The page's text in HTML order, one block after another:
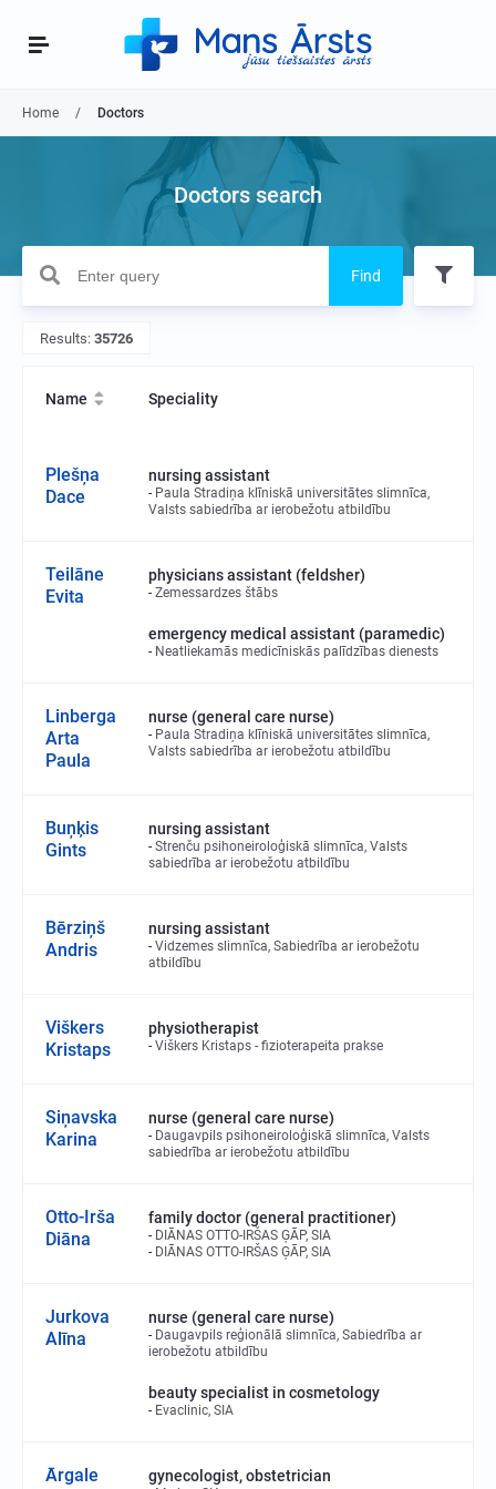
Home Doctors
Doctors search
Find
Results: 35726
Name Speciality
Plešņa
Dace
nursing assistant
Paula Stradiņa klīniskā universitātes slimnīca,
Valsts sabiedrība ar ierobežotu atbildību
Teilāne
Evita
physicians assistant (feldsher)
Zemessardzes štābs
emergency medical assistant (paramedic)
Neatliekamās medicīniskās palīdzības dienests
Linberga
Arta
Paula
nurse (general care nurse)
Paula Stradiņa klīniskā universitātes slimnīca,
Valsts sabiedrība ar ierobežotu atbildību
Buņķis
Gints
nursing assistant
Strenču psihoneiroloģiskā slimnīca, Valsts
sabiedrība ar ierobežotu atbildību
Bērziņš
Andris
nursing assistant
Vidzemes slimnīca, Sabiedrība ar ierobežotu
atbildību
Viškers
Kristaps
physiotherapist
Viškers Kristaps - fizioterapeita prakse
Siņavska
Karina
nurse (general care nurse)
Daugavpils psihoneiroloģiskā slimnīca, Valsts
sabiedrība ar ierobežotu atbildību
Otto-Irša
Diāna
family doctor (general practitioner)
DIĀNAS OTTO-IRŠAS ĢĀP, SIA
DIĀNAS OTTO-IRŠAS ĢĀP, SIA
Jurkova
Alīna
nurse (general care nurse)
Daugavpils reģionālā slimnīca, Sabiedrība ar
ierobežotu atbildību
beauty specialist in cosmetology
Evaclinic, SIA
Ārgale
gynecologist, obstetrician